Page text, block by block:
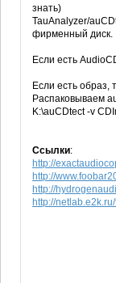
знать)
TauAnalyzer/
фирменный диск.
Если есть
Если есть образ,
Распаковываем
K:\auCDtect -v
Ссылки:
http://
http://
http://
http://